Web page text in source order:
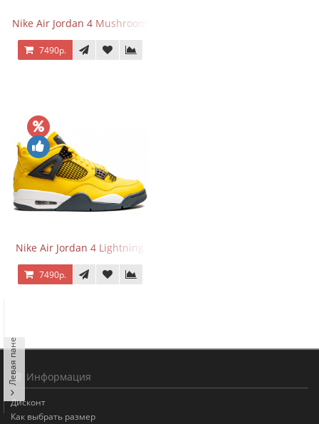
Nike Air Jordan 4 Mushroom
7490р.
Nike Air Jordan 4 Lightning
7490р.
Информация
Дисконт
Как выбрать размер
Левая панель